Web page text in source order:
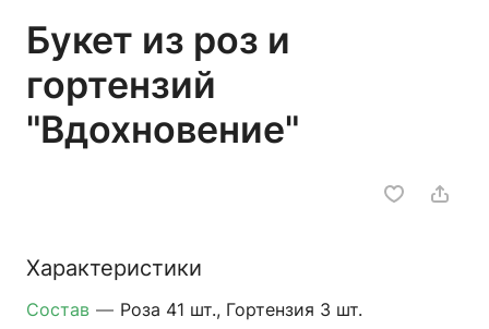
Букет из роз и
гортензий
"Вдохновение"
Характеристики
Состав — Роза 41 шт., Гортензия 3 шт.